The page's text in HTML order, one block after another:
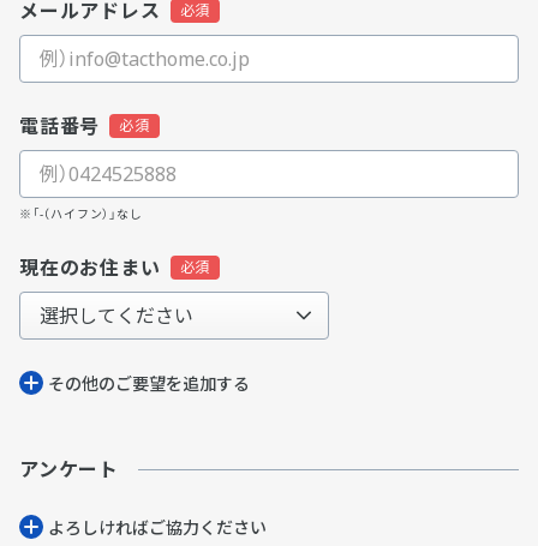
メールアドレス
電話番号
※「-（ハイフン）」なし
現在のお住まい
その他のご要望を追加する
アンケート
よろしければご協⼒ください